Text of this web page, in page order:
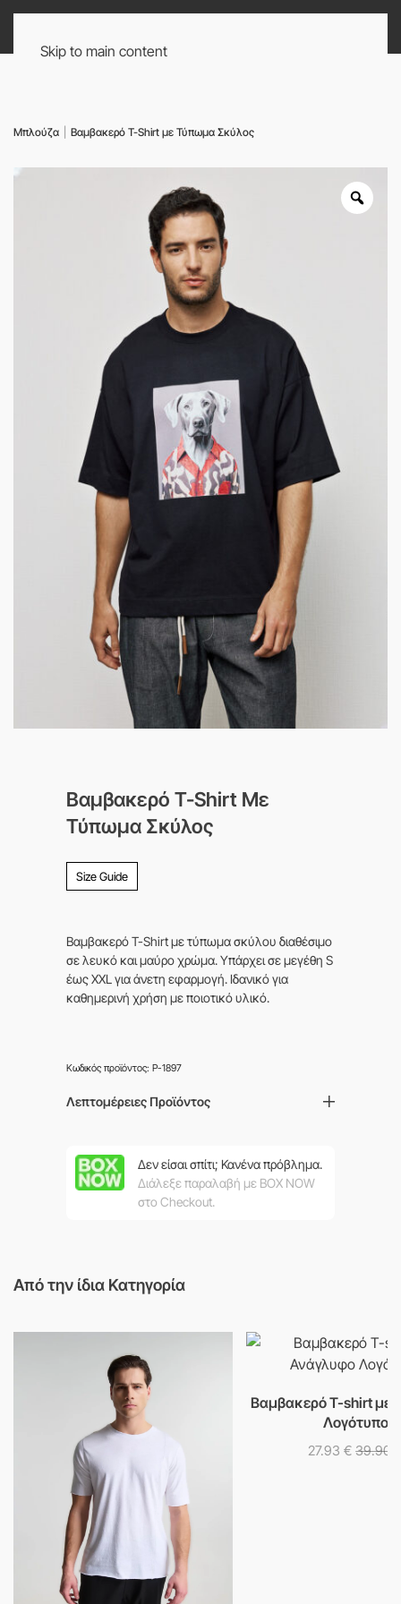
Skip to main content
Μπλούζα Βαμβακερό T-Shirt με Τύπωμα Σκύλος
Βαμβακερό T-Shirt Με
Τύπωμα Σκύλος
Size Guide
Βαμβακερό T-Shirt με τύπωμα σκύλου διαθέσιμο
σε λευκό και μαύρο χρώμα. Υπάρχει σε μεγέθη S
έως XXL για άνετη εφαρμογή. Ιδανικό για
καθημερινή χρήση με ποιοτικό υλικό.
Κωδικός προϊόντος: P-1897
Λεπτομέρειες Προϊόντος
Δεν είσαι σπίτι; Κανένα πρόβλημα.
Διάλεξε παραλαβή με ΒΟΧ NOW
στο Checkout.
Από την ίδια Κατηγορία
Βαμβακερό T-shirt με
Λογότυπο
27.93€ 39.90